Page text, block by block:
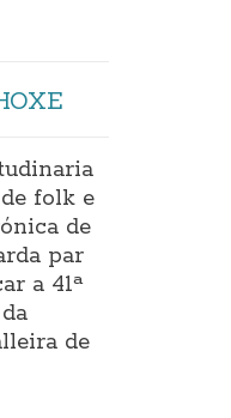
folk e
de
par
a 41ª
de